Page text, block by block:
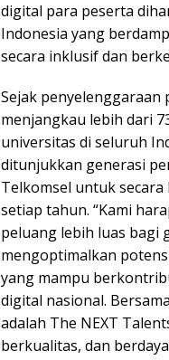
digital para peserta
Indonesia yang
secara inklusif dan
Sejak penyelenggaraan
menjangkau lebih dari
universitas di seluruh
ditunjukkan generasi
Telkomsel untuk
setiap tahun. “Kami
peluang lebih luas bagi
mengoptimalkan
yang mampu
digital nasional.
adalah The NEXT
berkualitas, dan